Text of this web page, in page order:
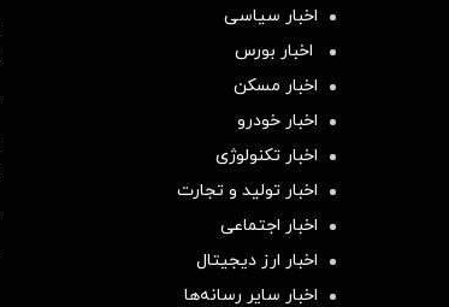
اخبار سیاسی
اخبار بورس
اخبار مسکن
اخبار خودرو
اخبار تکنولوژی
اخبار تولید و تجارت
اخبار اجتماعی
اخبار ارز دیجیتال
اخبار سایر رسانه‌‌ها